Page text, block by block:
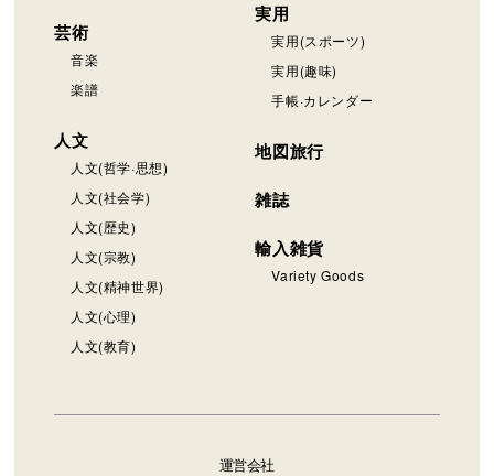
芸術
音楽
楽譜
人文
人文(哲学·思想)
人文(社会学)
人文(歴史)
人文(宗教)
人文(精神世界)
人文(心理)
人文(教育)
実用
実用(スポーツ)
実用(趣味)
手帳·カレンダー
地図旅行
雑誌
輸入雑貨
Variety Goods
運営会社